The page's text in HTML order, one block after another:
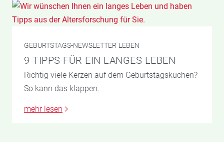
GEBURTSTAGS-NEWSLETTER LEBEN
9 TIPPS FÜR EIN LANGES LEBEN
Richtig viele Kerzen auf dem Geburtstagskuchen?
So kann das klappen.
mehr lesen